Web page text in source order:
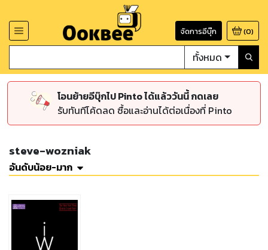
จัดการอีบุ๊ก (0)
ทั้งหมด
โอนย้ายอีบุ๊กไป Pinto ได้แล้ววันนี้ กดเลย
รับทันทีโค้ดลด ซื้อและอ่านได้ต่อเนื่องที่ Pinto
steve-wozniak
อันดับน้อย-มาก